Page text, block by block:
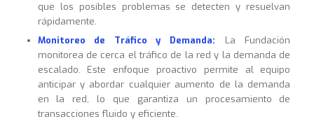
que los posibles problemas se detecten y resuelvan
rápidamente.
Monitoreo de Tráfico y Demanda: La Fundación
monitorea de cerca el tráfico de la red y la demanda de
escalado. Este enfoque proactivo permite al equipo
anticipar y abordar cualquier aumento de la demanda
en la red, lo que garantiza un procesamiento de
transacciones fluido y eficiente.